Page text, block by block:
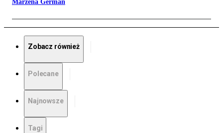
Marzena German
Zobacz również
Polecane
Najnowsze
Tagi